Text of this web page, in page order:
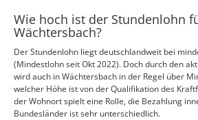
Wie hoch ist der Stundenlohn
Wächtersbach?
Der Stundenlohn liegt deutschlandweit bei
(Mindestlohn seit Okt 2022). Doch durch den
wird auch in Wächtersbach in der Regel über
welcher Höhe ist von der Qualifikation des
der Wohnort spielt eine Rolle, die Bezahlung
Bundesländer ist sehr unterschiedlich.